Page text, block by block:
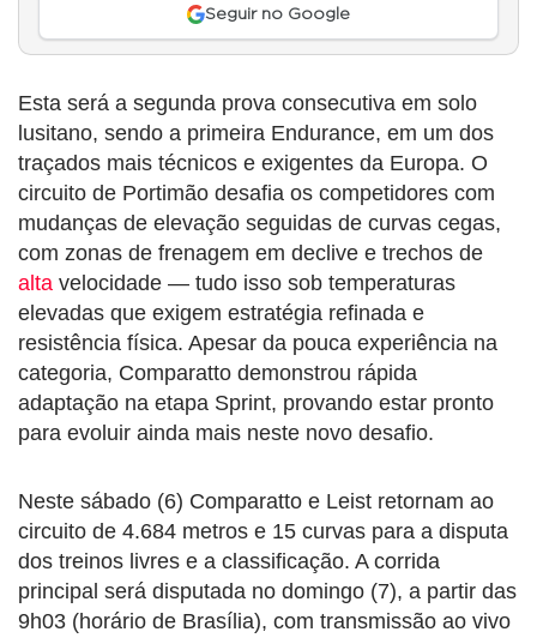
Seguir no Google
Esta será a segunda prova consecutiva em solo
lusitano, sendo a primeira Endurance, em um dos
traçados mais técnicos e exigentes da Europa. O
circuito de Portimão desafia os competidores com
mudanças de elevação seguidas de curvas cegas,
com zonas de frenagem em declive e trechos de
alta velocidade — tudo isso sob temperaturas
elevadas que exigem estratégia refinada e
resistência física. Apesar da pouca experiência na
categoria, Comparatto demonstrou rápida
adaptação na etapa Sprint, provando estar pronto
para evoluir ainda mais neste novo desafio.
Neste sábado (6) Comparatto e Leist retornam ao
circuito de 4.684 metros e 15 curvas para a disputa
dos treinos livres e a classificação. A corrida
principal será disputada no domingo (7), a partir das
9h03 (horário de Brasília), com transmissão ao vivo